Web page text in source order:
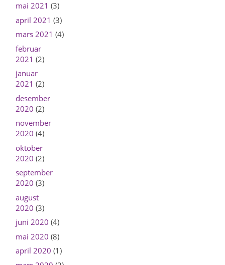
mai 2021 (3)
april 2021 (3)
mars 2021 (4)
februar
2021 (2)
januar
2021 (2)
desember
2020 (2)
november
2020 (4)
oktober
2020 (2)
september
2020 (3)
august
2020 (3)
juni 2020 (4)
mai 2020 (8)
april 2020 (1)